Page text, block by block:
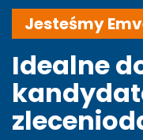
Jesteśmy
Idealne